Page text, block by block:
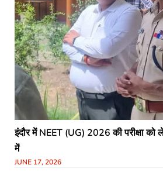
इंदौर में NEET (UG) 2026 की परीक्षा को
में
JUNE 17, 2026